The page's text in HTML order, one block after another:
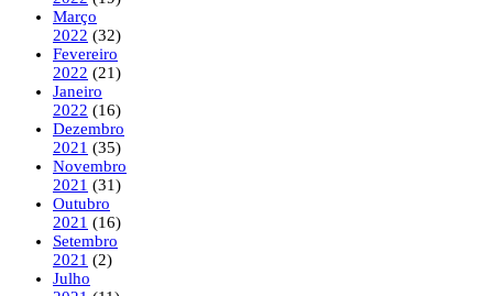
Março
2022 (32)
Fevereiro
2022 (21)
Janeiro
2022 (16)
Dezembro
2021 (35)
Novembro
2021 (31)
Outubro
2021 (16)
Setembro
2021 (2)
Julho